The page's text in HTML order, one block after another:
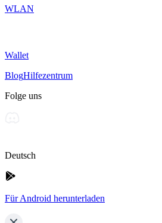
WLAN
Wallet
BlogHilfezentrum
Folge uns
Deutsch
Für Android herunterladen